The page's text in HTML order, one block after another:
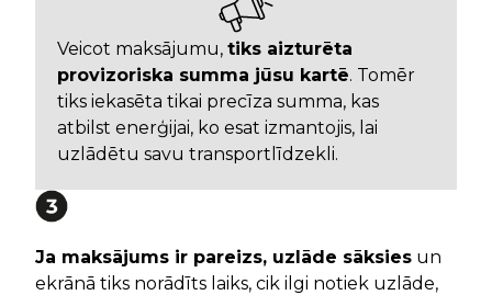
Veicot maksājumu, tiks aizturēta
provizoriska summa jūsu kartē. Tomēr
tiks iekasēta tikai precīza summa, kas
atbilst enerģijai, ko esat izmantojis, lai
uzlādētu savu transportlīdzekli.
Ja maksājums ir pareizs, uzlāde sāksies un
ekrānā tiks norādīts laiks, cik ilgi notiek uzlāde,